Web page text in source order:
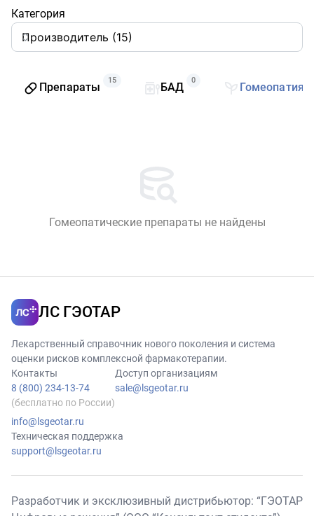
Категория
Препараты
15
БАД
0
Гомеопатия
Гомеопатические препараты не найдены
ЛС ГЭОТАР
Лекарственный справочник нового поколения и система
оценки рисков комплексной фармакотерапии.
Контакты
8 (800) 234-13-74
(бесплатно по России)
info@lsgeotar.ru
Доступ организациям
sale@lsgeotar.ru
Техническая поддержка
support@lsgeotar.ru
Разработчик и эксклюзивный дистрибьютор: “ГЭОТАР